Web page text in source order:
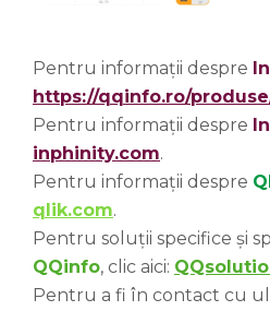
Pentru informații despre
https://qqinfo.ro/
Pentru informații despre
inphinity.com.
Pentru informații despre
qlik.com.
Pentru soluții specifice și
QQinfo, clic aici:
Pentru a fi în contact cu